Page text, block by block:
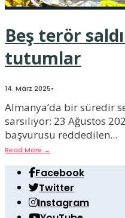
Beş terör
tutumlar
14. März 2025•
Almanya’da bir süredir
sarsılıyor: 23 Ağustos
başvurusu reddedilen...
Read More →
Facebook
Twitter
Instagram